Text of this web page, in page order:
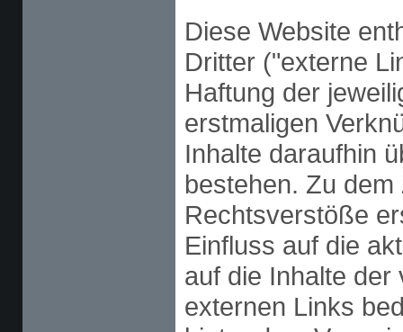
Diese Website
Dritter ("externe
Haftung der
erstmaligen
Inhalte daraufhin
bestehen. Zu
Rechtsverstöße
Einfluss auf die
auf die Inhalte
externen Links